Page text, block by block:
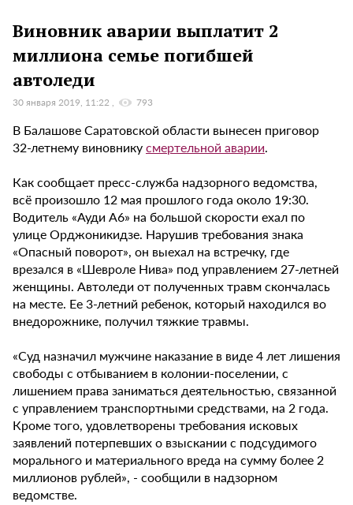
Виновник аварии выплатит 2
миллиона семье погибшей
автоледи
30 января 2019, 11:22 793
В Балашове Саратовской области вынесен приговор
32-летнему виновникусмертельной аварии.
Как сообщает пресс-служба надзорного ведомства,
всё произошло 12 мая прошлого года около 19:30.
Водитель «Ауди А6» на большой скорости ехал по
улице Орджоникидзе. Нарушив требования знака
«Опасный поворот», он выехал на встречку, где
врезался в «Шевроле Нива» под управлением 27-летней
женщины. Автоледи от полученных травм скончалась
на месте. Ее 3-летний ребенок, который находился во
внедорожнике, получил тяжкие травмы.
«Суд назначил мужчине наказание в виде 4 лет лишения
свободы с отбыванием в колонии-поселении, с
лишением права заниматься деятельностью, связанной
с управлением транспортными средствами, на 2 года.
Кроме того, удовлетворены требования исковых
заявлений потерпевших о взыскании с подсудимого
морального и материального вреда на сумму более 2
миллионов рублей», - сообщили в надзорном
ведомстве.